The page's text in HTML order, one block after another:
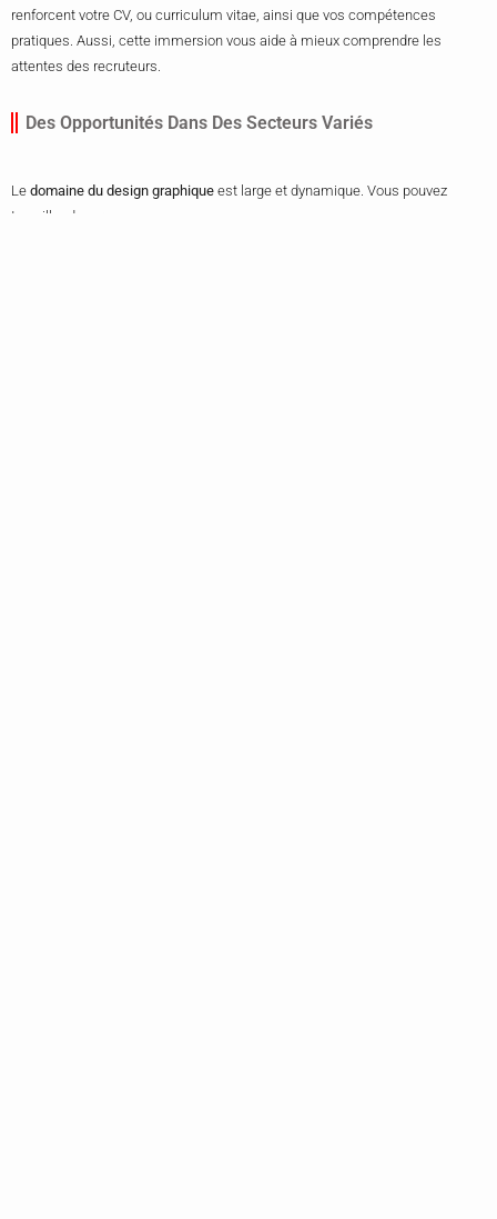
renforcent votre CV, ou curriculum vitae, ainsi que vos compétences
pratiques. Aussi, cette immersion vous aide à mieux comprendre les
attentes des recruteurs.
Des Opportunités Dans Des Secteurs Variés
Le domaine du design graphique est large et dynamique. Vous pouvez
travailler dans :